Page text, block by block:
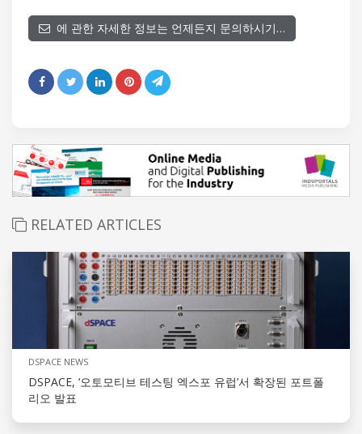
에 관한 자세한 정보는 언제든지 문의하시기…
RELATED ARTICLES
DSPACE NEWS
DSPACE, ‘오토모티브 테스팅 엑스포 유럽’서 확장된 포트폴
리오 발표